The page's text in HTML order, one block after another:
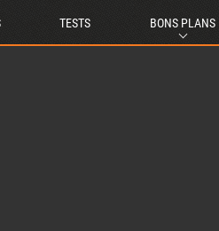
TESTS BONS PLANS